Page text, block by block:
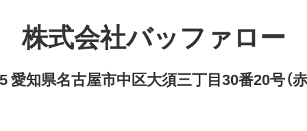
株式会社バッファロー
愛知県名古屋市中区大須三丁目30番20号（